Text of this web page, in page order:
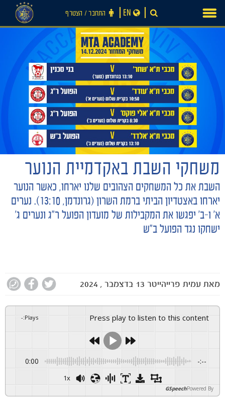
חדשות
content
התחבר ‪/‬ הצטרף EN
משחקי השבת באקדמיית הנוער
השבת את כל המשחקים הצהובים שלנו יארחו, כאשר הנוער
יארחו באצטדיון הביתי ברמת השרון (גרונדמן, 13:10ֿ). נערים
א׳ ו-ב׳ יפגשו את המקבילות של מועדון הפועל ר״ג ונערים ג׳
ישחקו נגד הפועל ב״ש
מאת עמית פרייהייטר 13 בדצמבר , 2024
Press play to listen to this content
Plays
:
-
0:00 -:--
1x
Powered By
GSpeech